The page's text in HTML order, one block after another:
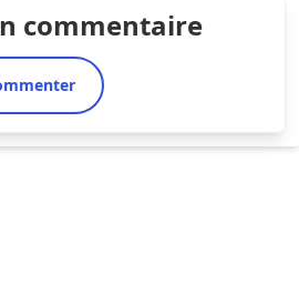
commentaire